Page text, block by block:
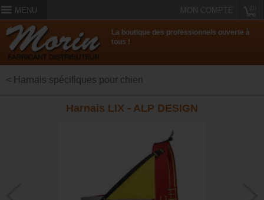
MENU MON COMPTE
La boutique des professionnels ouverte à
tous !
< Harnais spécifiques pour chien
Harnais LIX - ALP DESIGN